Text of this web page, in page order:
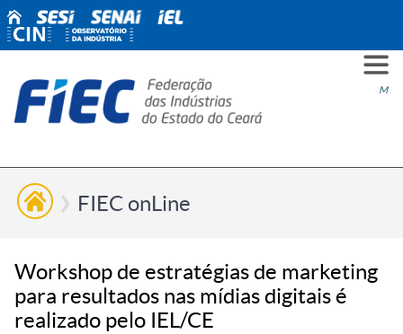
Menu
VOCÊ
ESG
NÓS
FIEC onLine
Workshop de estratégias de marketing
para resultados nas mídias digitais é
realizado pelo IEL/CE